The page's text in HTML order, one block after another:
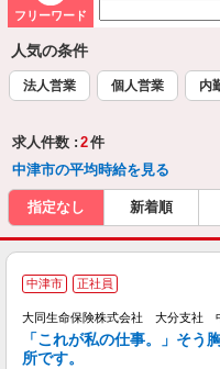
フリーワード
人気の条件
法人営業 個人営業 内
求人件数 : 2件
中津市の平均時給を見る
指定なし 新着順
中津市 正社員
大同生命保険株式会社 大分支社
「これが私の仕事。」そう
所です。